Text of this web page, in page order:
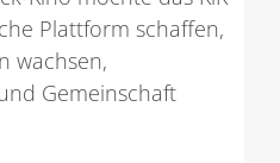
Plattform schaffen,
wachsen,
Gemeinschaft